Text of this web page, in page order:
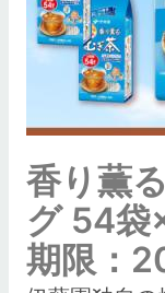
香り薫
グ 54袋
期限：